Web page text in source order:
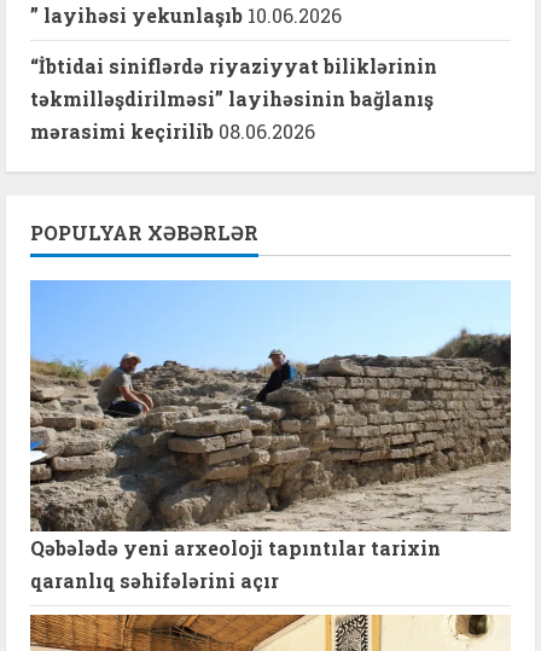
” layihəsi yekunlaşıb 10.06.2026
“İbtidai siniflərdə riyaziyyat biliklərinin
təkmilləşdirilməsi” layihəsinin bağlanış
mərasimi keçirilib 08.06.2026
POPULYAR XƏBƏRLƏR
Qəbələdə yeni arxeoloji tapıntılar tarixin
qaranlıq səhifələrini açır